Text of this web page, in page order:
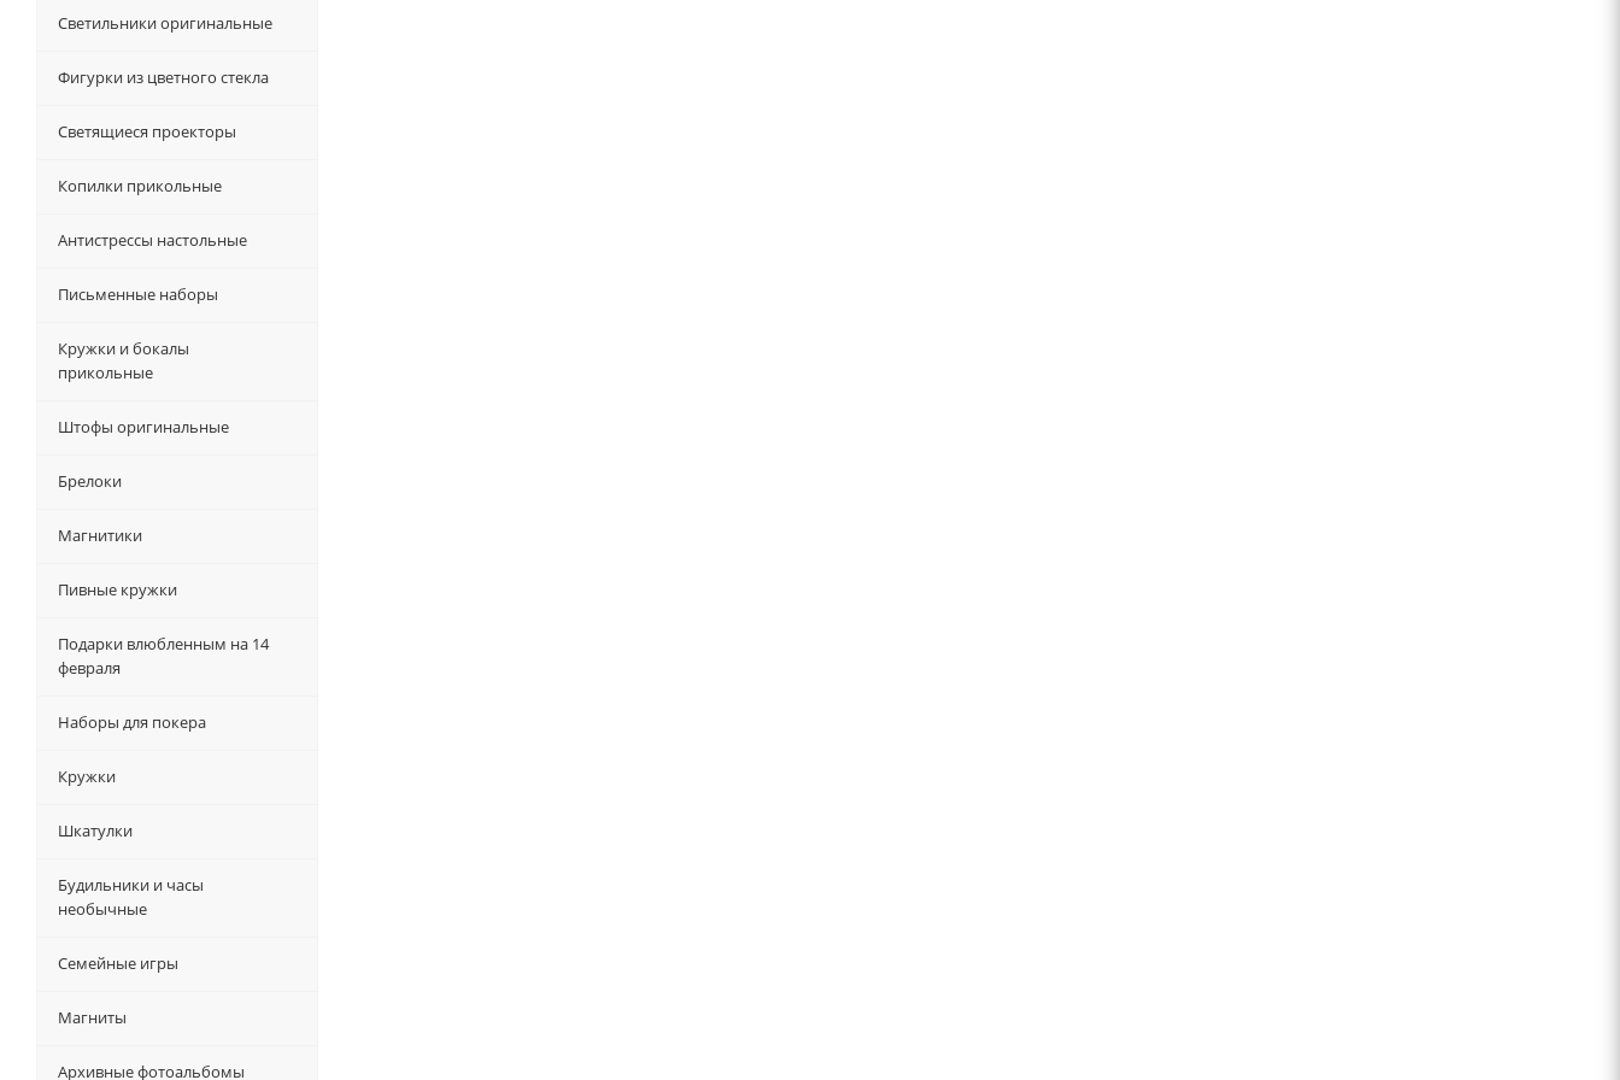
Светильники оригинальные
Фигурки из цветного стекла
Светящиеся проекторы
Копилки прикольные
Антистрессы настольные
Письменные наборы
Кружки и бокалы
прикольные
Штофы оригинальные
Брелоки
Магнитики
Пивные кружки
Подарки влюбленным на 14
февраля
Наборы для покера
Кружки
Шкатулки
Будильники и часы
необычные
Семейные игры
Магниты
Архивные фотоальбомы